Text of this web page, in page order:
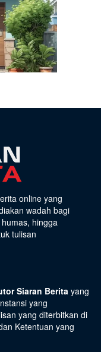
online yang
wadah bagi
hingga
tulisan
Siaran Berita yang
yang
yang diterbitkan di
Ketentuan yang